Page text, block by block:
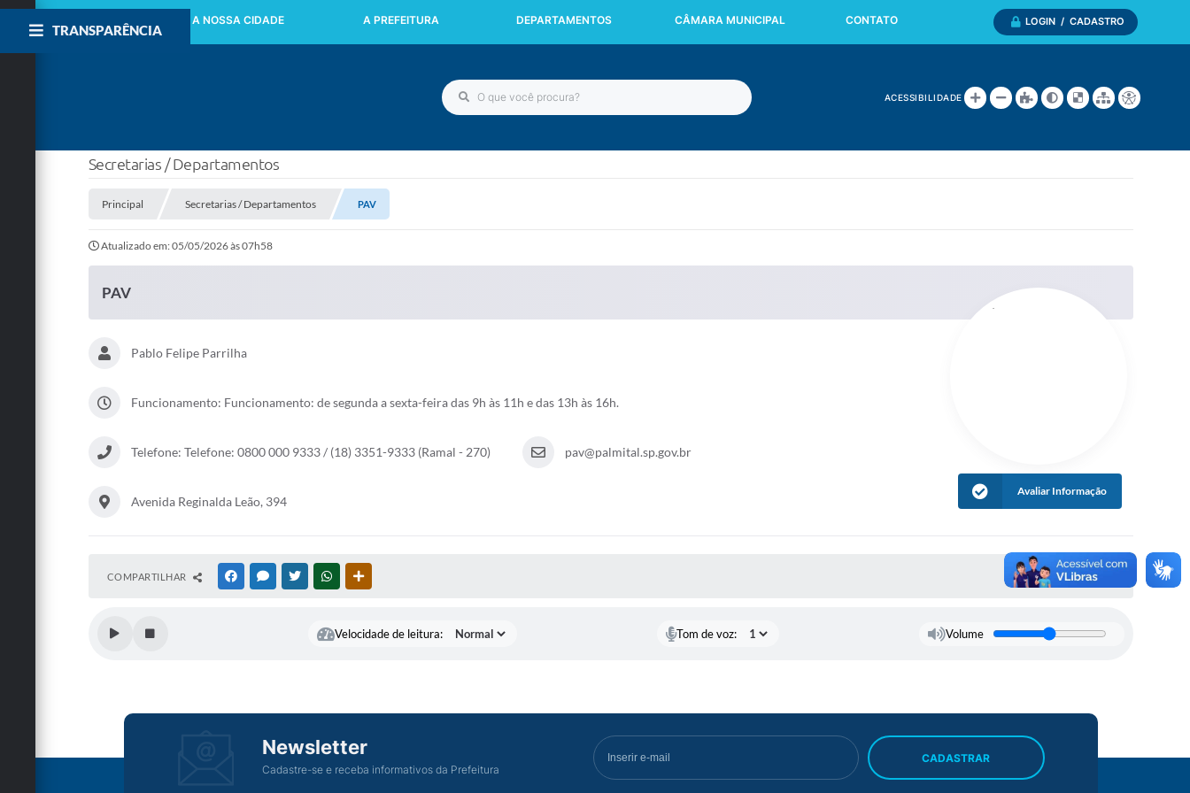
LOGIN / CADASTRO
ACESSIBILIDADE
INICIO A NOSSA CIDADE A PREFEITURA DEPARTAMENTOS CÂMARA MUNICIPAL CONTATO
TRANSPARÊNCIA
Secretarias / Departamentos
Principal Secretarias / Departamentos PAV
Atualizado em: 05/05/2026 às 07h58
PAV
Pablo Felipe Parrilha
Funcionamento: Funcionamento: de segunda a sexta-feira das 9h às 11h e das 13h às 16h.
Telefone: Telefone: 0800 000 9333 / (18) 3351-9333 (Ramal - 270) pav@palmital.sp.gov.br
Avenida Reginalda Leão, 394
Avaliar Informação
COMPARTILHAR FACEBOOKMESSENGER
TWITTERWHATSAPP
Velocidade de leitura: Tom de voz: Volume
Newsletter
Cadastre-se e receba informativos da Prefeitura
CADASTRAR